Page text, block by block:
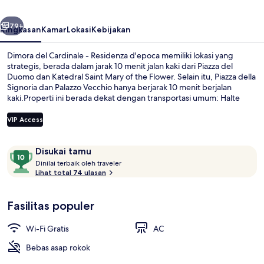
d'epoca
Berikutnya
79+
RingkasanKamarLokasiKebijakan
Dimora del Cardinale - Residenza d'epoca memiliki lokasi yang
strategis, berada dalam jarak 10 menit jalan kaki dari Piazza del
Duomo dan Katedral Saint Mary of the Flower. Selain itu, Piazza della
Signoria dan Palazzo Vecchio hanya berjarak 10 menit berjalan
kaki.Properti ini berada dekat dengan transportasi umum: Halte
Trem Unità berjarak 14 menit.
VIP Access
Ulasan Disukai tamu
10
dari
10,
tamu
Dinilai terbaik oleh traveler
Lihat total 74 ulasan
Fasilitas populer
Wi-Fi Gratis
AC
Bebas asap rokok